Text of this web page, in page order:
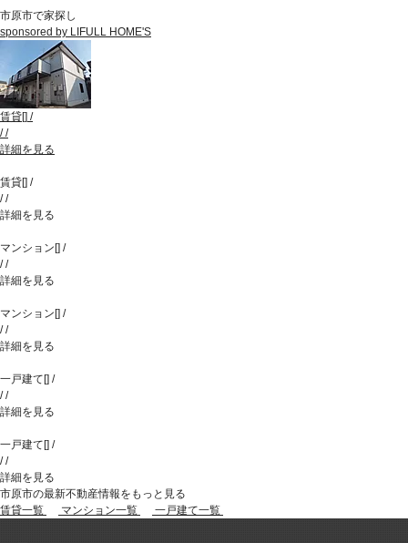
市原市で家探し
sponsored by LIFULL HOME'S
賃貸[] /
//
詳細を見る
賃貸[] /
//
詳細を見る
マンション[] /
//
詳細を見る
マンション[] /
//
詳細を見る
一戸建て[] /
//
詳細を見る
一戸建て[] /
//
詳細を見る
市原市の最新不動産情報をもっと見る
賃貸一覧
マンション一覧 一戸建て一覧